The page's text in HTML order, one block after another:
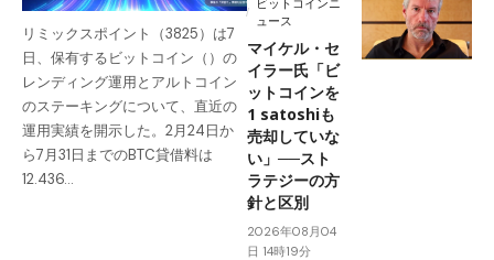
リミックスポイント（3825）は7
日、保有するビットコイン（）の
レンディング運用とアルトコイン
のステーキングについて、直近の
運用実績を開示した。2月24日か
ら7月31日までのBTC貸借料は
12.436…
ュース
マイケル・セ
イラー氏「ビ
ットコインを
1 satoshiも
売却していな
い」──スト
ラテジーの方
針と区別
2026年08月04
日 14時19分